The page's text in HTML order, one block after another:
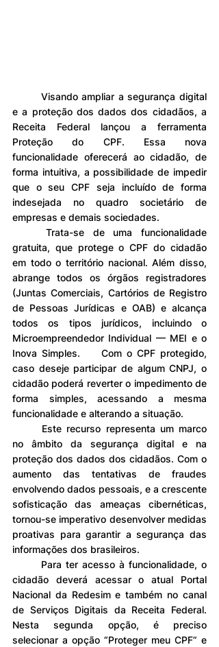
e a proteção dos dados dos cidadãos, a
Receita Federal lançou a ferramenta
Proteção do CPF. Essa nova
funcionalidade oferecerá ao cidadão, de
forma intuitiva, a possibilidade de impedir
que o seu CPF seja incluído de forma
indesejada no quadro societário de
empresas e demais sociedades.
gratuita, que protege o CPF do cidadão
em todo o território nacional. Além disso,
abrange todos os órgãos registradores
(Juntas Comerciais, Cartórios de Registro
de Pessoas Jurídicas e OAB) e alcança
todos os tipos jurídicos, incluindo o
Microempreendedor Individual — MEI e o
Inova Simples. 	Com o CPF protegido,
caso deseje participar de algum CNPJ, o
cidadão poderá reverter o impedimento de
forma simples, acessando a mesma
funcionalidade e alterando a situação.
no âmbito da segurança digital e na
proteção dos dados dos cidadãos. Com o
aumento das tentativas de fraudes
envolvendo dados pessoais, e a crescente
sofisticação das ameaças cibernéticas,
tornou-se imperativo desenvolver medidas
proativas para garantir a segurança das
informações dos brasileiros.
cidadão deverá acessar o atual Portal
Nacional da Redesim e também no canal
de Serviços Digitais da Receita Federal.
Nesta segunda opção, é preciso
selecionar a opção “Proteger meu CPF” e